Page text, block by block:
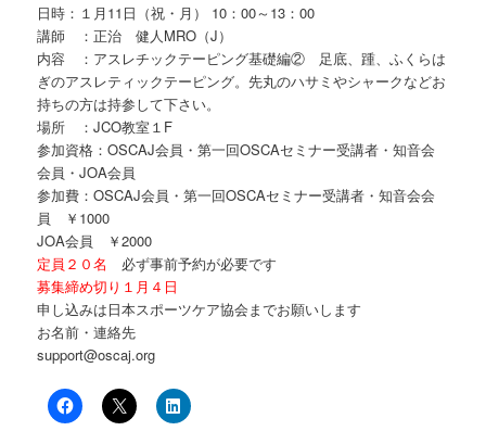
日時：１月11日（祝・月） 10：00～13：00
講師 ：正治 健人MRO（J）
内容 ：アスレチックテーピング基礎編② 足底、踵、ふくらは
ぎのアスレティックテーピング。先丸のハサミやシャークなどお
持ちの方は持参して下さい。
場所 ：JCO教室１F
参加資格：OSCAJ会員・第一回OSCAセミナー受講者・知音会
会員・JOA会員
参加費：OSCAJ会員・第一回OSCAセミナー受講者・知音会会
員 ￥1000
JOA会員 ￥2000
定員２０名
必ず事前予約が必要です
募集締め切り１月４日
申し込みは日本スポーツケア協会までお願いします
お名前・連絡先
support@oscaj.org